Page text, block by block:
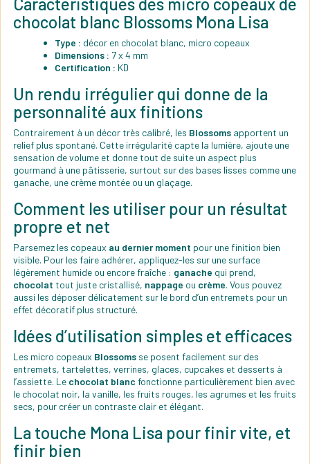
chocolat blanc Blossoms Mona Lisa
Type : décor en chocolat blanc, micro copeaux
Dimensions : 7 x 4 mm
Certification : KD
Un rendu irrégulier qui donne de la
personnalité aux finitions
Contrairement à un décor très calibré, les Blossoms apportent un
relief plus spontané. Cette irrégularité capte la lumière, ajoute une
sensation de volume et donne tout de suite un aspect plus
gourmand à une pâtisserie, surtout sur des bases lisses comme une
ganache, une crème montée ou un glaçage.
Comment les utiliser pour un résultat
propre et net
Parsemez les copeaux au dernier moment pour une finition bien
visible. Pour les faire adhérer, appliquez-les sur une surface
légèrement humide ou encore fraîche : ganache qui prend,
chocolat tout juste cristallisé, nappage ou crème. Vous pouvez
aussi les déposer délicatement sur le bord d’un entremets pour un
effet décoratif plus structuré.
Idées d’utilisation simples et efficaces
Les micro copeaux Blossoms se posent facilement sur des
entremets, tartelettes, verrines, glaces, cupcakes et desserts à
l’assiette. Le chocolat blancfonctionne particulièrement bien avec
le chocolat noir, la vanille, les fruits rouges, les agrumes et les fruits
secs, pour créer un contraste clair et élégant.
La touche Mona Lisa pour finir vite, et
finir bien